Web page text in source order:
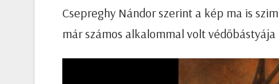
Csepreghy Nándor szerint a kép ma is
már számos alkalommal volt védőbástyája